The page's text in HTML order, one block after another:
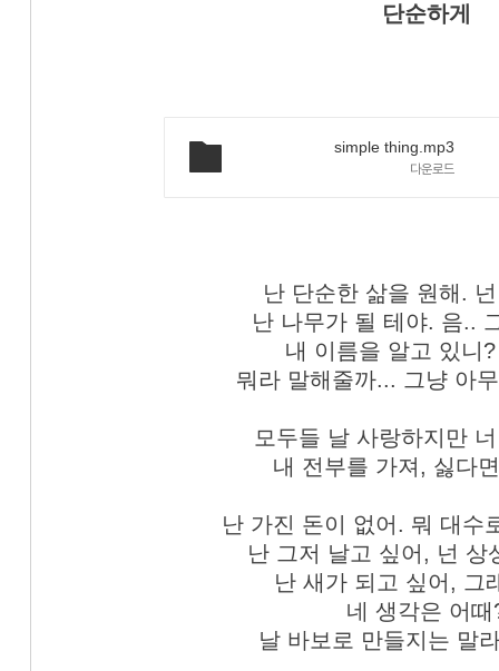
단순하게
simple thing.mp3
다운로드
난 단순한 삶을 원해.
난 나무가 될 테야. 음..
내 이름을 알고 있니
뭐라 말해줄까... 그냥 아
모두들 날 사랑하지만
내 전부를 가져, 싫다
난 가진 돈이 없어. 뭐 대수
난 그저 날고 싶어, 넌 상
난 새가 되고 싶어, 그
네 생각은 어때
날 바보로 만들지는 말